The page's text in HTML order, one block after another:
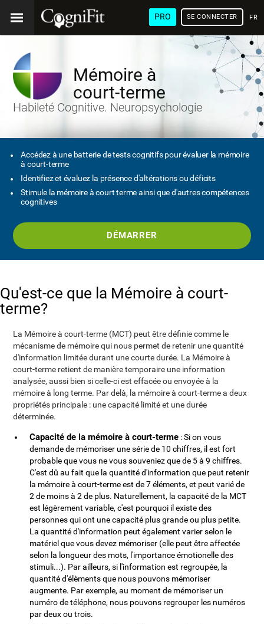
PRO SE CONNECTER
Mémoire à
court-terme
Habileté Cognitive. Neuropsychologie
Accédez à une batterie de tests cognitifs pour évaluer la mémoire
à court-terme
Identifiez et évaluez la présence d'altérations ou déficits
Stimule la mémoire à court terme ainsi que d'autres compétences
cognitives
DÉMARRER
Qu'est-ce que la Mémoire à court-
terme?
La Mémoire à court-terme (MCT) peut être définie comme le
mécanisme de mémoire qui nous permet de retenir une quantité
d'information limitée durant une courte durée. La Mémoire à
court-terme retient de manière temporaire une information
analysée, aussi bien si celle-ci est effacée ou envoyée à la
mémoire à long terme. Par delà, la mémoire à court-terme a deux
propriétés principale : une capacité limité et une durée
déterminée.
Capacité de la mémoire à court-terme : Si on vous
demande de mémoriser une série de 10 chiffres, il est fort
probable que vous ne vous souveniez que de 5 à 9 chiffres.
C'est dû au fait que la quantité d'information que peut retenir
la mémoire à court-terme est de 7 éléments, et peut varié de
2 de moins à 2 de plus. Naturellement, la capacité de la MCT
est légèrement variable, c'est pourquoi il existe des
personnes qui ont une capacité plus grande ou plus petite.
La quantité d'information peut également varier selon le
matériel que vous devez mémoriser (elle peut être affectée
selon la longueur des mots, l'importance émotionelle des
stimuli...). Par ailleurs, si l'information est regroupée, la
quantité d'élèments que nous pouvons mémoriser
augmente. Par exemple, au moment de mémoriser un
numéro de téléphone, nous pouvons regrouper les numéros
par deux ou trois.